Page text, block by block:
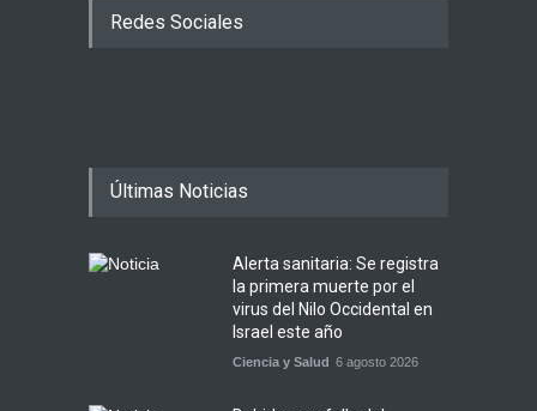
Redes Sociales
Últimas Noticias
Alerta sanitaria: Se registra
la primera muerte por el
virus del Nilo Occidental en
Israel este año
Ciencia y Salud 6 agosto 2026